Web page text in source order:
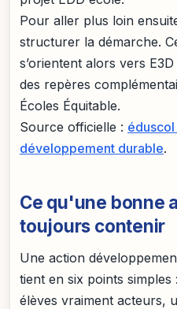
Pour aller plus loin
structurer la démarche.
s’orientent alors vers
des repères
Écoles Équitable.
Source officielle :
développement durable.
Ce qu'une bonne
toujours contenir
Une action
tient en six points
élèves vraiment acteurs,